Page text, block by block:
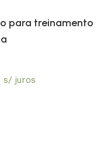
para treinamento
s/ juros